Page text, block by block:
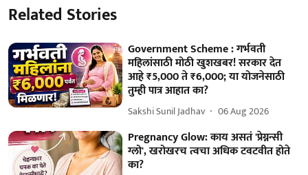
Related Stories
Government Scheme : गर्भवती
महिलांसाठी मोठी खुशखबर! सरकार देत
आहे ₹5,000 ते ₹6,000; या योजनेसाठी
तुम्ही पात्र आहात का?
Sakshi Sunil Jadhav 06 Aug 2026
Pregnancy Glow: काय असतं 'प्रेग्नन्सी
ग्लो', खरोखरच त्वचा अधिक टवटवीत होते
का?